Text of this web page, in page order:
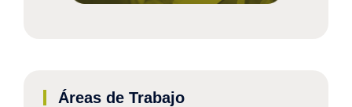
Áreas de Trabajo